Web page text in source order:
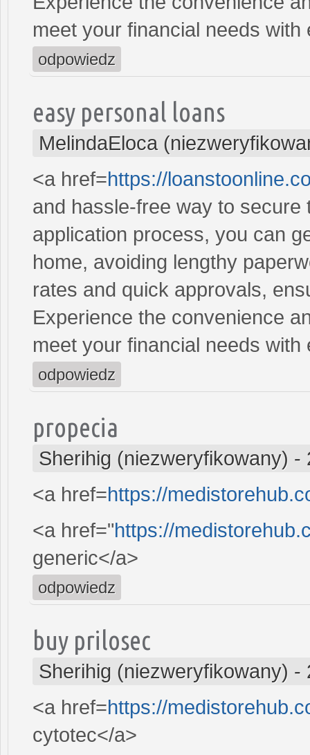
meet your financial needs with
odpowiedz
easy personal loans
MelindaEloca
<a href=https://
and hassle-free way to
application process, you can
home, avoiding lengthy
rates and quick approvals,
Experience the convenience
meet your financial needs with
odpowiedz
propecia
Sherihig (niezweryfikowany) -
<a href=https://
<a href="https://
generic</a>
odpowiedz
buy prilosec
Sherihig (niezweryfikowany) -
<a href=https://
cytotec</a>